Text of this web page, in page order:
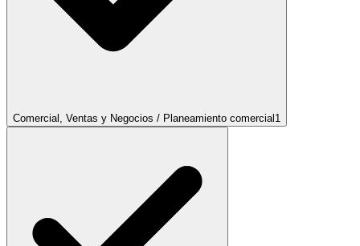
Comercial, Ventas y Negocios / Planeamiento comercial 1